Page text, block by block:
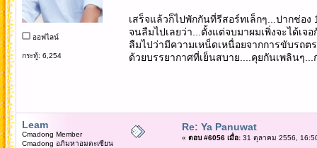
ออฟไลน์
กระทู้: 6,254
เสร็จแล้วก็ไปพักกันที่รีสอร์ทเล็กๆ...ปากช่อ
จนลืมไปเลยว่า...ตั้งแต่จบมาผมเพิ่งจะได้เจ
ลืมไปว่ามีความเหน็ดเหนื่อยจากการขับรถต
ด้วยบรรยากาศที่เย็นสบาย....คุยกันเพลินๆ
Leam
Cmadong Member
Cmadong อภิมหาอมตะเซียน
Re: Ya Panuwat
« ตอบ #6056 เมื่อ:31 ตุลาคม 2556,